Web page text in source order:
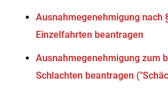
Ausnahmegenehmigung nach
Einzelfahrten beantragen
Ausnahmegenehmigung zum
Schlachten beantragen